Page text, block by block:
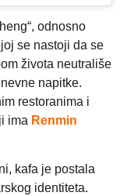
odnosno
se nastoji da se
života neutrališe
napitke.
restoranima i
ima Renmin
kafa je postala
identiteta.